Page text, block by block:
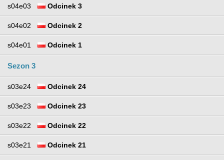
s04e03 Odcinek 3
s04e02 Odcinek 2
s04e01 Odcinek 1
Sezon 3
s03e24 Odcinek 24
s03e23 Odcinek 23
s03e22 Odcinek 22
s03e21 Odcinek 21